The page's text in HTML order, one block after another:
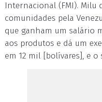
Internacional (FMI). Milu
comunidades pela
que ganham um salário
aos produtos e dá um
em 12 mil [bolívares], e